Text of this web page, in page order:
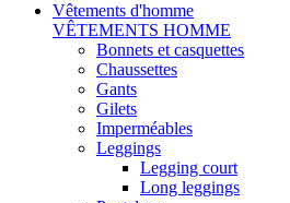
Vêtements d'homme
VÊTEMENTS HOMME
Bonnets et casquettes
Chaussettes
Gants
Gilets
Imperméables
Leggings
Legging court
Long leggings